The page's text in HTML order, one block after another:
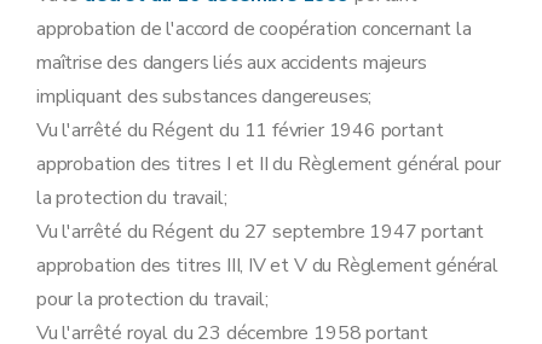
Art. 19
Sous-section 6
Modalités d'instruction des recours dirigés contre les décisions relatives aux demandes de permis d'environnement
Art. 20
Art. 21
Art. 22
Art. 23
Art. 24
Art. 25
Art. 26
Sous-section 7
Tenue des registres des permis d'environnement
Art. 27
Art. 28
Art. 29
Section 2
Procédure d'octroi du permis unique
approbation de l'accord de coopération concernant la
maîtrise des dangers liés aux accidents majeurs
impliquant des substances dangereuses;
Vu l'arrêté du Régent du 11 février 1946 portant
approbation des titres I et II du Règlement général pour
la protection du travail;
Vu l'arrêté du Régent du 27 septembre 1947 portant
approbation des titres III, IV et V du Règlement général
pour la protection du travail;
Vu l'arrêté royal du 23 décembre 1958 portant